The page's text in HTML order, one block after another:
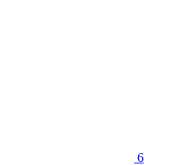
6